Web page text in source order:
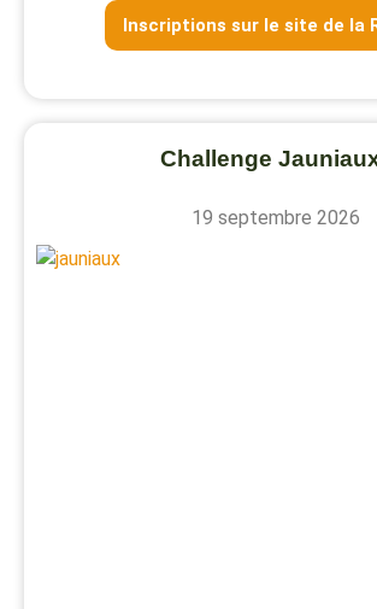
Inscriptions sur le site de la
Challenge
19 septembre 2026